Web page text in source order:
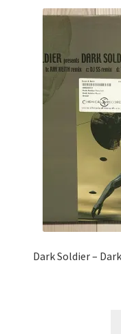
Dark Soldier ‎–